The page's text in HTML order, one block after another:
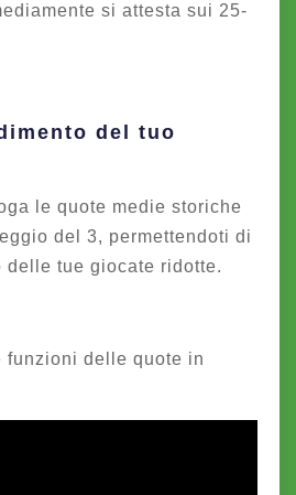
si attesta sui 25-
del tuo
le quote medie storiche
del 3, permettendoti di
tue giocate ridotte.
funzioni delle quote in